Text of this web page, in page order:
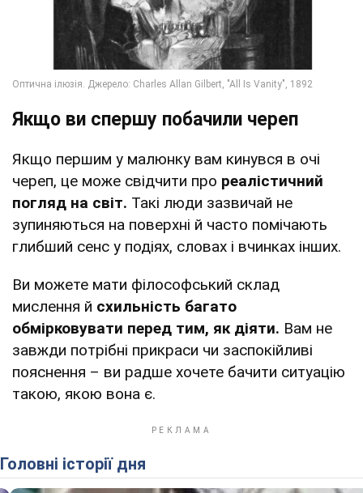
Якщо ви спершу побачили череп
Якщо першим у малюнку вам кинувся в очі
череп, це може свідчити про реалістичний
погляд на світ. Такі люди зазвичай не
зупиняються на поверхні й часто помічають
глибший сенс у подіях, словах і вчинках інших.
Ви можете мати філософський склад
мислення й схильність багато
обмірковувати перед тим, як діяти. Вам не
завжди потрібні прикраси чи заспокійливі
пояснення – ви радше хочете бачити ситуацію
такою, якою вона є.
Головні історії дня